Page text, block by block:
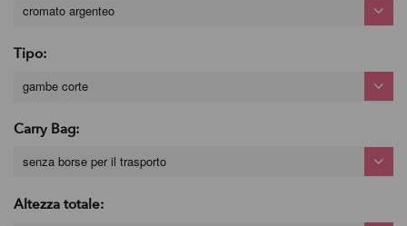
cromato argenteo
Tipo:
gambe corte
Carry Bag:
senza borse per il trasporto
Altezza totale: